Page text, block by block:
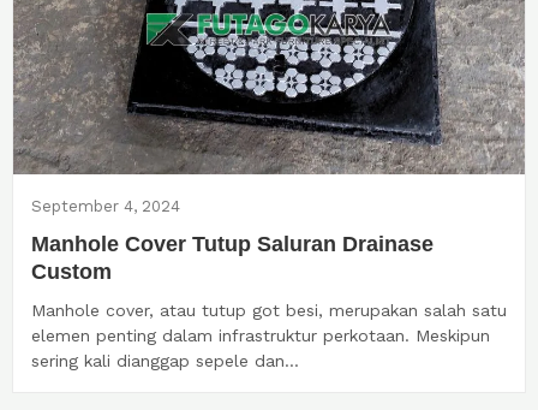
September 4, 2024
Manhole Cover Tutup Saluran Drainase
Custom
Manhole cover, atau tutup got besi, merupakan salah satu
elemen penting dalam infrastruktur perkotaan. Meskipun
sering kali dianggap sepele dan...